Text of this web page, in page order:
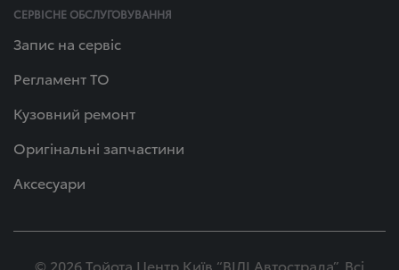
СЕРВІСНЕ ОБСЛУГОВУВАННЯ
Запис на сервіс
Регламент ТО
Кузовний ремонт
Оригінальні запчастини
Аксесуари
© 2026 Тойота Центр Київ “ВІДІ Автострада”. Всі